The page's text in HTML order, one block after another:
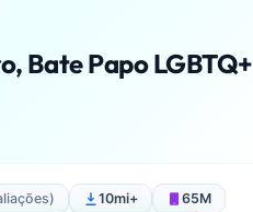
Bate Papo LGBTQ+
10mi+ 65M